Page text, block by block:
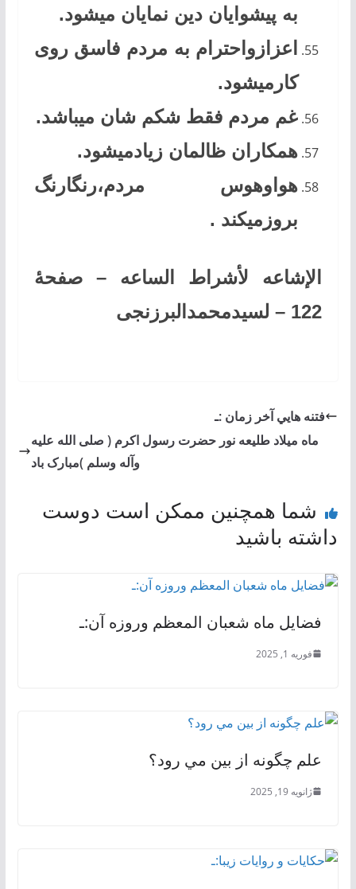
به پیشوایان دین نمایان میشود.
اعزازواحترام به مردم فاسق روی
کارمیشود.
غم مردم فقط شکم شان میباشد.
همکاران ظالمان زیادمیشود.
هواوهوس مردم،رنگارنگ
بروزمیکند .
الإشاعه لأشراط الساعه – صفحۀ
122 – لسیدمحمدالبرزنجی
فتنه هايي آخر زمان :ـ
ماه میلاد طلیعه نور حضرت رسول اکرم ( صلی الله علیه
وآله وسلم )مبارک باد
شما همچنین ممکن است دوست
داشته باشید
فضايل ماه شعبان المعظم وروزه آن:ـ
فوریه 1, 2025
علم چگونه از بين مي‌ رود؟
ژانویه 19, 2025